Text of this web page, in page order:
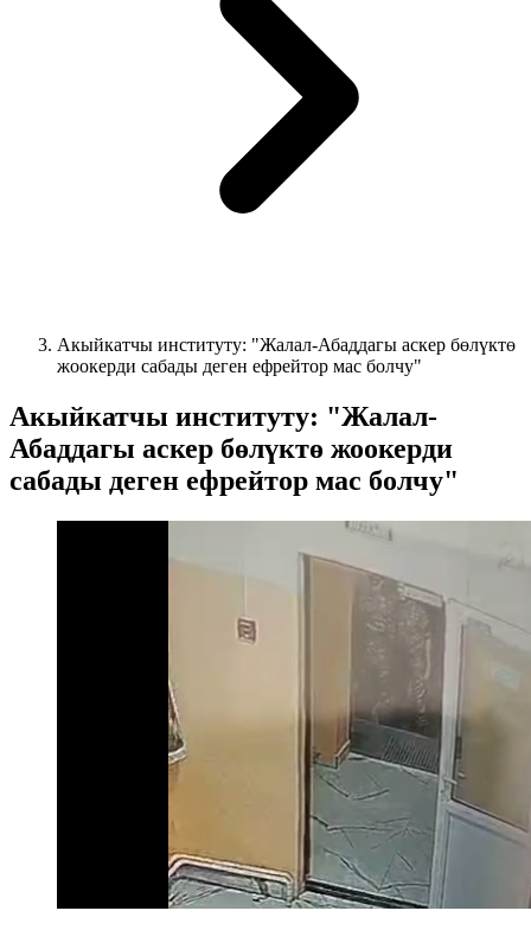
Акыйкатчы институту: "Жалал-Абаддагы аскер бөлүктө
жоокерди сабады деген ефрейтор мас болчу"
Акыйкатчы институту: "Жалал-
Абаддагы аскер бөлүктө жоокерди
сабады деген ефрейтор мас болчу"